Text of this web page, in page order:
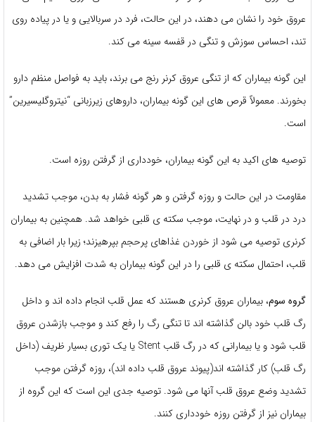
عروق خود را نشان می دهند، در این حالت، فرد در سربالایی و یا در پیاده روی
تند، احساس سوزش و تنگی در قفسه سینه می کند.
این گونه بیماران که از تنگی عروق کرنر رنج می برند، باید به فواصل منظم دارو
بخورند. معمولاً قرص های این گونه بیماران، داروهای زیرزبانی “نیتروگلیسیرین”
است.
توصیه های اکید به این گونه بیماران، خودداری از گرفتن روزه است.
مقاومت در این حالت و روزه گرفتن و هر گونه فشار به بدن، موجب تشدید
درد در قلب و در نهایت، موجب سکته ی قلبی خواهد شد. همچنین به بیماران
کرنری توصیه می شود از خوردن غذاهای پرحجم بپرهیزند؛ زیرا بار اضافی به
قلب، احتمال سکته ی قلبی را در این گونه بیماران به شدت افزایش می دهد.
گروه سوم، بیماران عروق کرنری هستند که عمل قلب انجام داده اند و داخل
رگ قلب خود بالن گذاشته اند تا تنگی رگ را رفع کند و موجب بازشدن عروق
قلب شود و یا بیمارانی که در رگ قلب Stent یا یک توری بسیار ظریف (داخل
رگ قلب) کار گذاشته اند(پیوند عروق قلب داده اند)، روزه گرفتن موجب
تشدید وضع عروق قلب آنها می شود. توصیه جدی این است که این گروه از
بیماران نیز از گرفتن روزه خودداری کنند.